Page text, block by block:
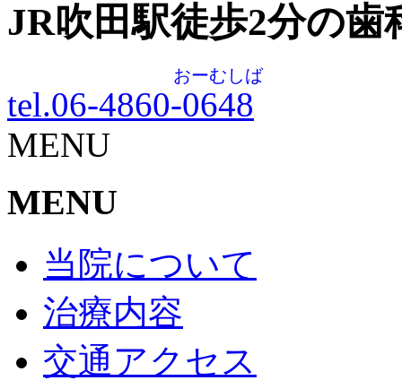
JR吹田駅徒歩2分の歯
tel.06-4860-0648
おーむしば
MENU
MENU
当院について
治療内容
交通アクセス